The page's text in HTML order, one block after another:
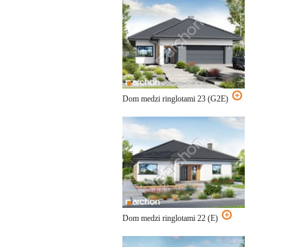
Dom medzi ringlotami 23 (G2E)
Dom medzi ringlotami 22 (E)